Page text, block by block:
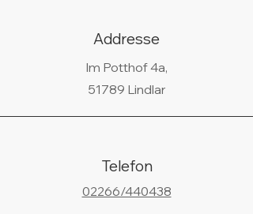
Addresse
Im Potthof 4a,
51789 Lindlar
Telefon
02266/440438